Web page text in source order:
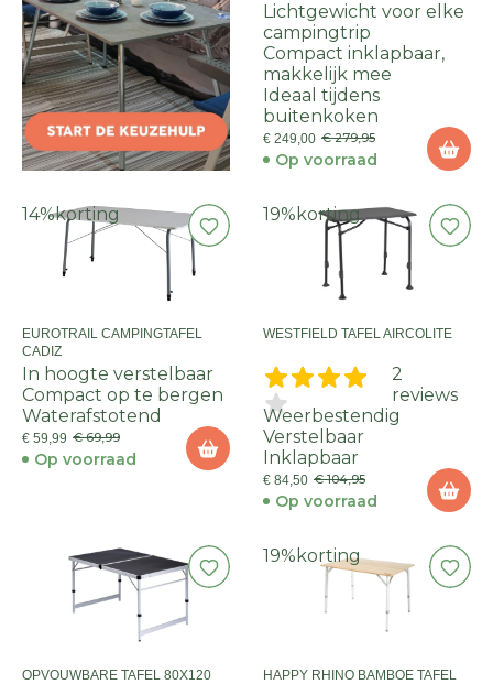
Lichtgewicht voor elke
campingtrip
Compact inklapbaar,
makkelijk mee
Ideaal tijdens
buitenkoken
€ 249,00 € 279,95
Op voorraad
14%korting
EUROTRAIL CAMPINGTAFEL
CADIZ
In hoogte verstelbaar
Compact op te bergen
Waterafstotend
€ 59,99 € 69,99
Op voorraad
19% korting
WESTFIELD TAFEL AIRCOLITE
2
reviews
Weerbestendig
Verstelbaar
Inklapbaar
€ 84,50 € 104,95
Op voorraad
OPVOUWBARE TAFEL 80X120
19% korting
HAPPY RHINO BAMBOE TAFEL